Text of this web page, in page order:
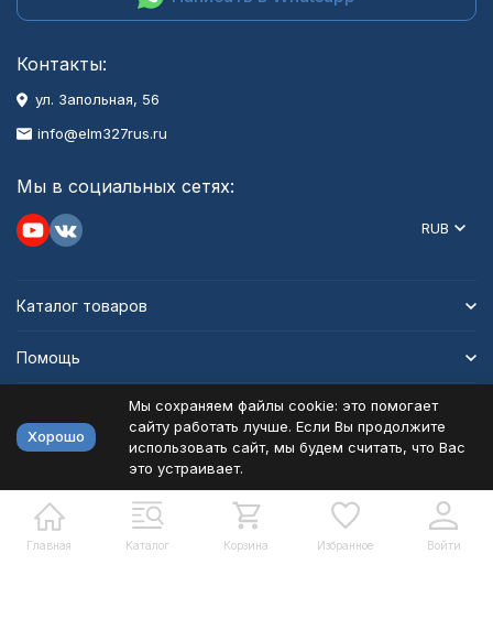
Главная Каталог Корзина Избранное Войти
Контакты:
ул. Запольная, 56
info@elm327rus.ru
Мы в социальных сетях:
RUB
Каталог товаров
Помощь
Политика персональных данных
Разработано в bodysite.ru
Хорошо
Мы сохраняем файлы cookie: это помогает
сайту работать лучше. Если Вы продолжите
использовать сайт, мы будем считать, что Вас
это устраивает.